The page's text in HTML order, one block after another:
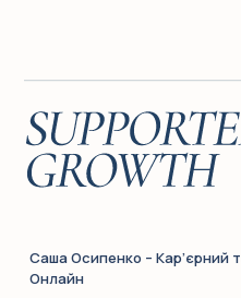
Саша Осипенко – Кар’єрний
Онлайн